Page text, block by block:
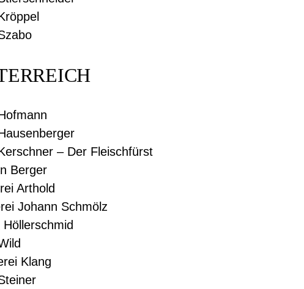
– Der Fleischfürst
Berger
Arthold
Johann Schmölz
Klang